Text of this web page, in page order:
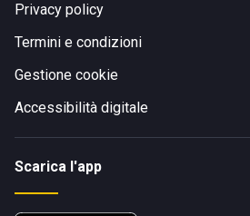
Privacy policy
Termini e condizioni
Gestione cookie
Accessibilità digitale
Scarica l'app